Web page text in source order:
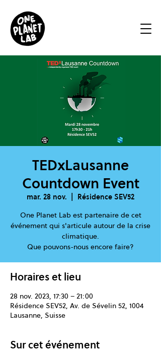
TEDxLausanne
Countdown Event
mar. 28 nov.
Résidence SEV52
One Planet Lab est partenaire de cet
événement qui s'articule autour de la crise
climatique.
Que pouvons-nous encore faire?
Horaires et lieu
28 nov. 2023, 17:30 – 21:00
Résidence SEV52, Av. de Sévelin 52, 1004
Lausanne, Suisse
Sur cet événement